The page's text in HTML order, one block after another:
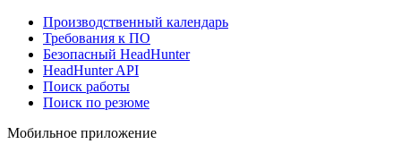
Производственный календарь
Требования к ПО
Безопасный HeadHunter
HeadHunter API
Поиск работы
Поиск по резюме
Мобильное приложение